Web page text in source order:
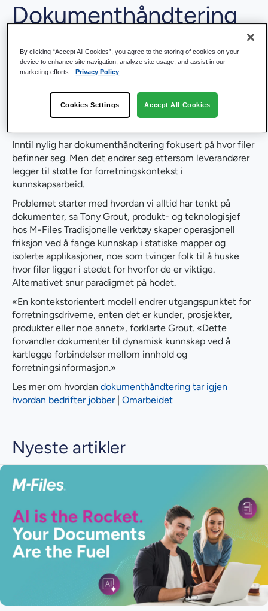
Dokumenthåndtering
tar igjen hvordan
bedrifter fungerer
kobler filer til kunder, prosjekter og beslutninger, slik at
Inntil nylig har dokumenthåndtering fokusert på hvor filer
befinner seg. Men det endrer seg ettersom leverandører
legger til støtte for forretningskontekst i
kunnskapsarbeid.
Problemet starter med hvordan vi alltid har tenkt på
dokumenter, sa Tony Grout, produkt- og teknologisjef
hos M-Files Tradisjonelle verktøy skaper operasjonell
friksjon ved å fange kunnskap i statiske mapper og
isolerte applikasjoner, noe som tvinger folk til å huske
hvor filer ligger i stedet for hvorfor de er viktige.
Alternativet snur paradigmet på hodet.
«En kontekstorientert modell endrer utgangspunktet for
forretningsdriverne, enten det er kunder, prosjekter,
produkter eller noe annet», forklarte Grout. «Dette
forvandler dokumenter til dynamisk kunnskap ved å
kartlegge forbindelser mellom innhold og
forretningsinformasjon.»
Les mer om hvordan dokumenthåndtering tar igjen
hvordan bedrifter jobber| Omarbeidet
Nyeste artikler
By clicking “Accept All Cookies”, you agree to the storing of cookies on your
device to enhance site navigation, analyze site usage, and assist in our
marketing efforts.
Privacy Policy
Cookies Settings Accept All Cookies